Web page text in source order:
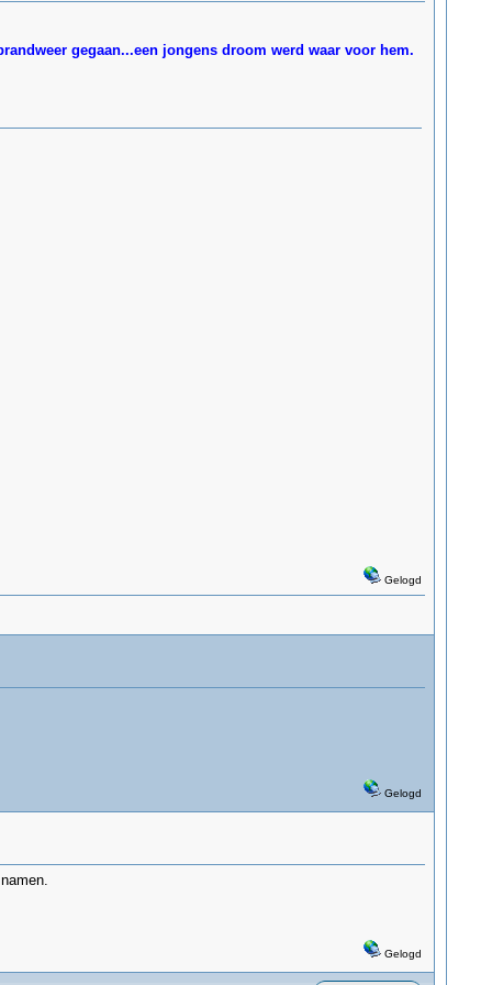
gegaan...een jongens droom werd waar voor hem.
Gelogd
Gelogd
Gelogd